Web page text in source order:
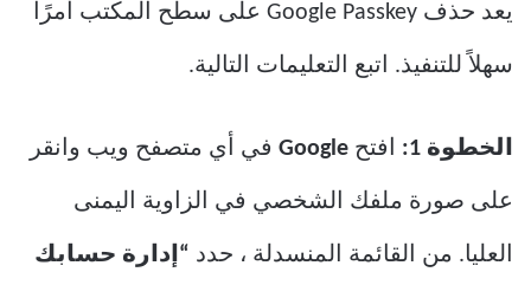
يعد حذف Google Passkey على سطح المكتب أمرًا
سهلاً للتنفيذ. اتبع التعليمات التالية.
الخطوة 1: افتح Google في أي متصفح ويب وانقر
على صورة ملفك الشخصي في الزاوية اليمنى
العليا. من القائمة المنسدلة ، حدد “إدارة حسابك